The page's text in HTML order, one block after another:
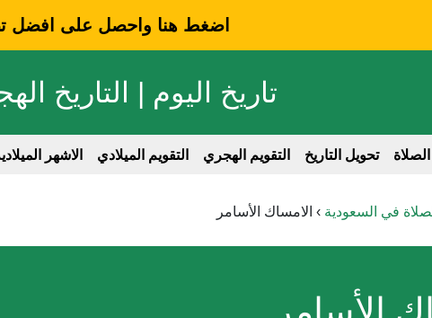
تاريخ اليوم | التاريخ
تحويل التاريخ التقويم الهجري التقويم الميلادي الاشهر
في السعودية › الامساك الأسامر
اضغط هنا واحصل على افضل